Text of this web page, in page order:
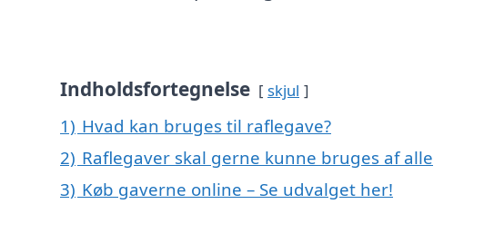
Indholdsfortegnelse skjul
1) Hvad kan bruges til raflegave?
2) Raflegaver skal gerne kunne bruges af alle
3) Køb gaverne online – Se udvalget her!